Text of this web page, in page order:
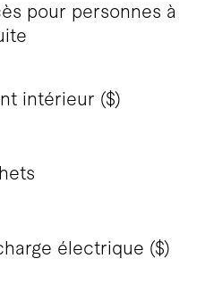
pour personnes à
intérieur ($)
électrique ($)